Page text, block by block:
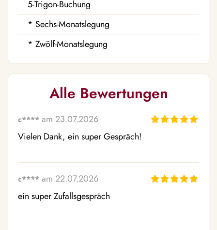
5-Trigon-Buchung
* Sechs-Monatslegung
* Zwölf-Monatslegung
Alle Bewertungen
c**** am 23.07.2026
Vielen Dank, ein super Gespräch!
c**** am 22.07.2026
ein super Zufallsgespräch